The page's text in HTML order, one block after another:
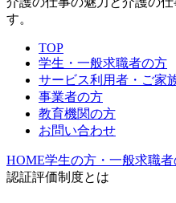
す。
TOP
学生・一般求職者の方
サービス利用者・ご家
事業者の方
教育機関の方
お問い合わせ
HOME学生の方・一般求職
認証評価制度とは